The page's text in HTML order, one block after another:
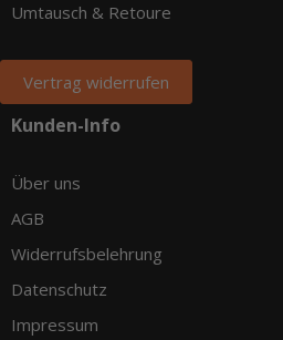
Umtausch & Retoure
Vertrag widerrufen
Kunden-Info
Über uns
AGB
Widerrufsbelehrung
Datenschutz
Impressum